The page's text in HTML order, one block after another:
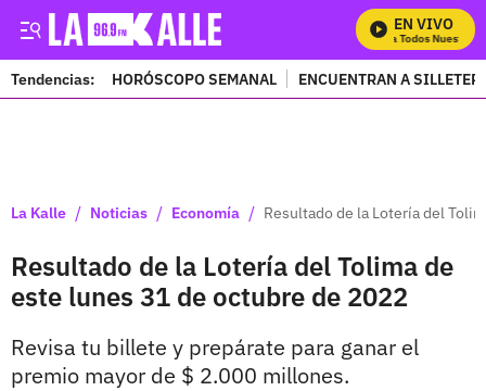
EN VIVO
Mira Todos Nuestros
Tendencias: HORÓSCOPO SEMANAL ENCUENTRAN A
La Kalle / Noticias / Economía / Resultado de la Lotería del
Resultado de la Lotería del Tolima de
este lunes 31 de octubre de 2022
Revisa tu billete y prepárate para ganar el
premio mayor de $ 2.000 millones.